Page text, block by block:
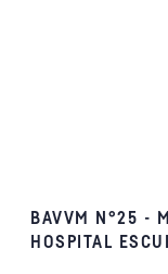
BAVVM N°25 -
HOSPITAL